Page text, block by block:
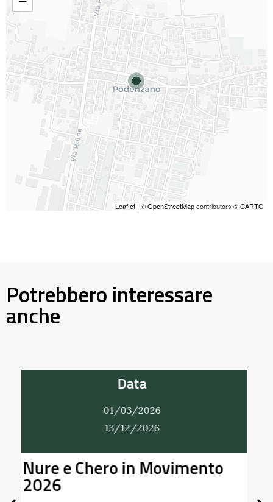
Leaflet | ©OpenStreetMapcontributors ©CARTO
Potrebbero interessare
anche
Data
01/03/2026
31/12/2026
Alla Scoperta dei Profumi del
Giardino del Castello di